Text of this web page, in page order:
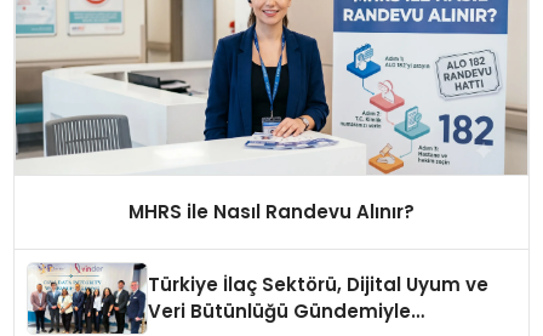
MHRS ile Nasıl Randevu Alınır?
Türkiye İlaç Sektörü, Dijital Uyum ve
Veri Bütünlüğü Gündemiyle